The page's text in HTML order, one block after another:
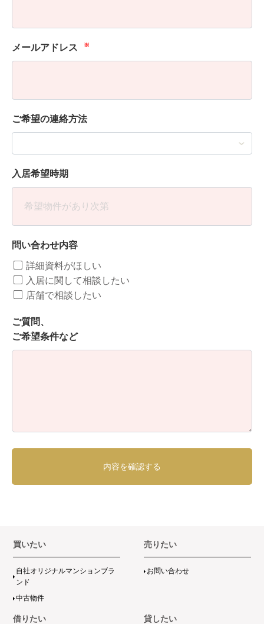
メールアドレス ※
ご希望の連絡方法
入居希望時期
問い合わせ内容
詳細資料がほしい
入居に関して相談したい
店舗で相談したい
ご質問、
ご希望条件など
買いたい
自社オリジナルマンションブラ
ンド
中古物件
売りたい
お問い合わせ
借りたい 貸したい